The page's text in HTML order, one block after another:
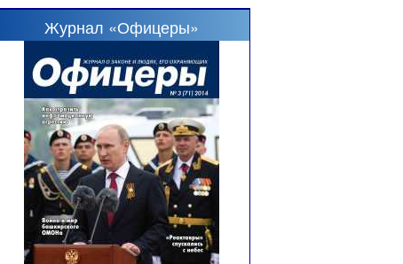
Журнал «Офицеры»